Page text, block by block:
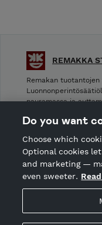
Hosted by
Holvi Payment
REMAKKA
Remakan
nauramassa ja
Shop Terms and
CANCEL ORDER
Do you want
Choose which
Optional cookies
and marketing —
even sweeter.